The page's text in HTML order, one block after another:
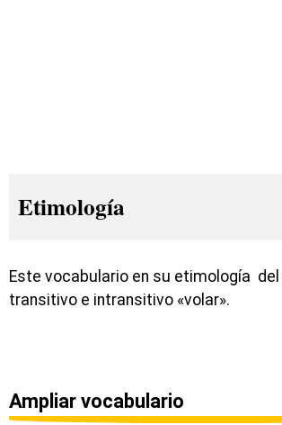
Etimología
Este vocabulario en su etimología
transitivo e intransitivo «volar».
Ampliar vocabulario